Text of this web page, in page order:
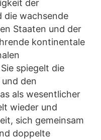
der
die wachsende
Staaten und der
kontinentale
spiegelt die
den
als wesentlicher
wieder und
sich gemeinsam
doppelte